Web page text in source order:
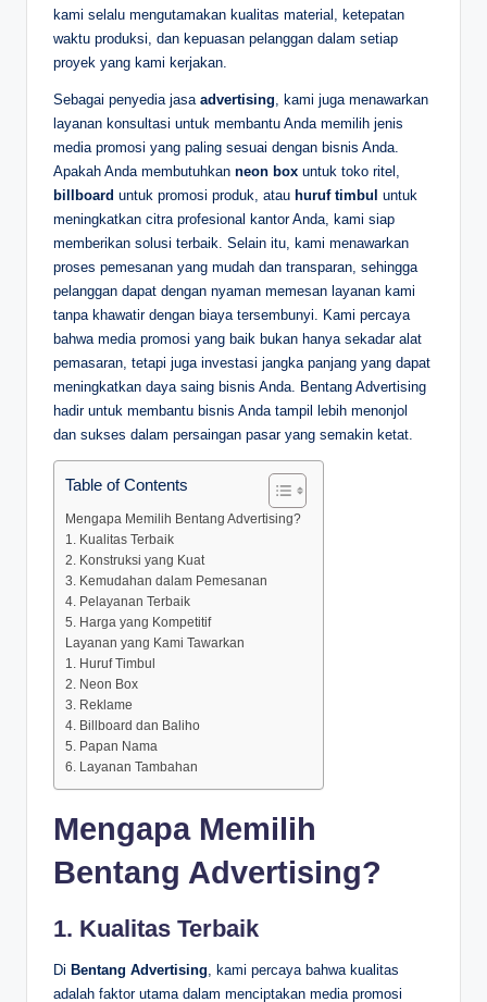
kami selalu mengutamakan kualitas material, ketepatan
waktu produksi, dan kepuasan pelanggan dalam setiap
proyek yang kami kerjakan.
Sebagai penyedia jasa advertising , kami juga menawarkan
layanan konsultasi untuk membantu Anda memilih jenis
media promosi yang paling sesuai dengan bisnis Anda.
Apakah Anda membutuhkan neon box untuk toko ritel,
billboard untuk promosi produk, atau huruf timbul untuk
meningkatkan citra profesional kantor Anda, kami siap
memberikan solusi terbaik. Selain itu, kami menawarkan
proses pemesanan yang mudah dan transparan, sehingga
pelanggan dapat dengan nyaman memesan layanan kami
tanpa khawatir dengan biaya tersembunyi. Kami percaya
bahwa media promosi yang baik bukan hanya sekadar alat
pemasaran, tetapi juga investasi jangka panjang yang dapat
meningkatkan daya saing bisnis Anda. Bentang Advertising
hadir untuk membantu bisnis Anda tampil lebih menonjol
dan sukses dalam persaingan pasar yang semakin ketat.
Table of Contents
Mengapa Memilih Bentang Advertising?
1. Kualitas Terbaik
2. Konstruksi yang Kuat
3. Kemudahan dalam Pemesanan
4. Pelayanan Terbaik
5. Harga yang Kompetitif
Layanan yang Kami Tawarkan
1. Huruf Timbul
2. Neon Box
3. Reklame
4. Billboard dan Baliho
5. Papan Nama
6. Layanan Tambahan
Mengapa Memilih
Bentang Advertising?
1. Kualitas Terbaik
Di Bentang Advertising , kami percaya bahwa kualitas
adalah faktor utama dalam menciptakan media promosi